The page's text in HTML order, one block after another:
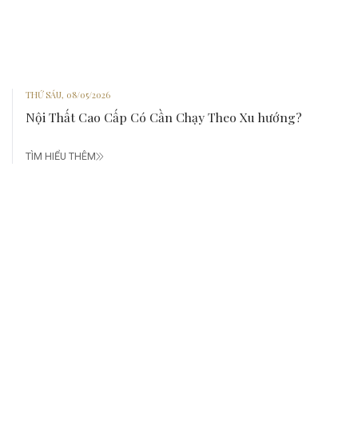
THỨ SÁU, 08/05/2026
Nội Thất Cao Cấp Có Cần Chạy Theo Xu hướng?
TÌM HIỂU THÊM